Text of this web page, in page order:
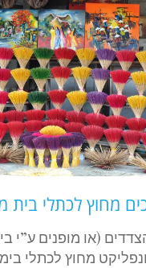
מחוץ לכתלי
(או מופנים ע”י
מחוץ לכתלי